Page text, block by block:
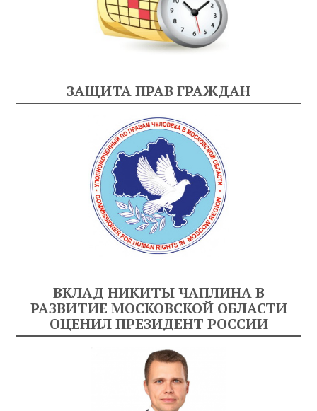
ЗАЩИТА ПРАВ ГРАЖДАН
ВКЛАД НИКИТЫ ЧАПЛИНА В
РАЗВИТИЕ МОСКОВСКОЙ ОБЛАСТИ
ОЦЕНИЛ ПРЕЗИДЕНТ РОССИИ